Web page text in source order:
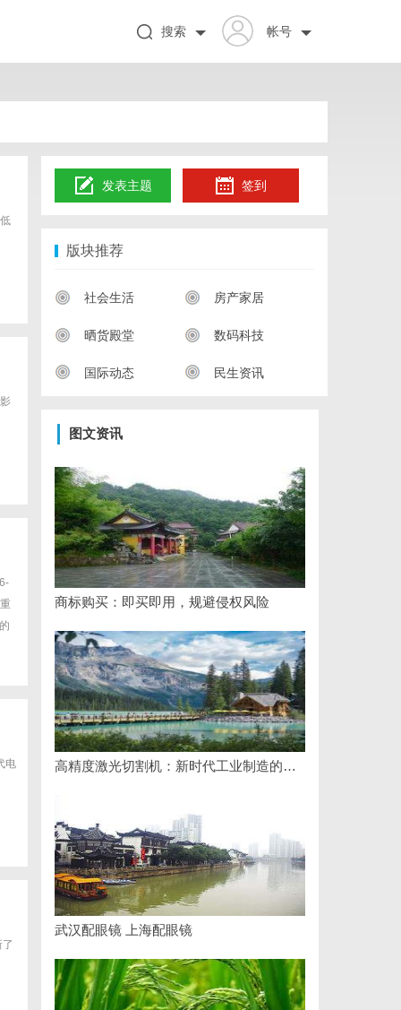
帐号
搜索
电
发表主题 签到
版块推荐
社会生活 房产家居
晒货殿堂 数码科技
国际动态 民生资讯
图文资讯
商标购买：即买即用，规避侵权风险
高精度激光切割机：新时代工业制造的革命者
武汉配眼镜 上海配眼镜